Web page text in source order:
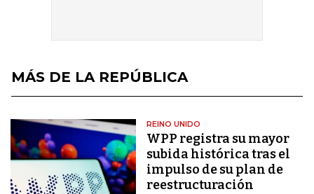
MÁS DE LA REPÚBLICA
REINO UNIDO
WPP registra su mayor
subida histórica tras el
impulso de su plan de
reestructuración